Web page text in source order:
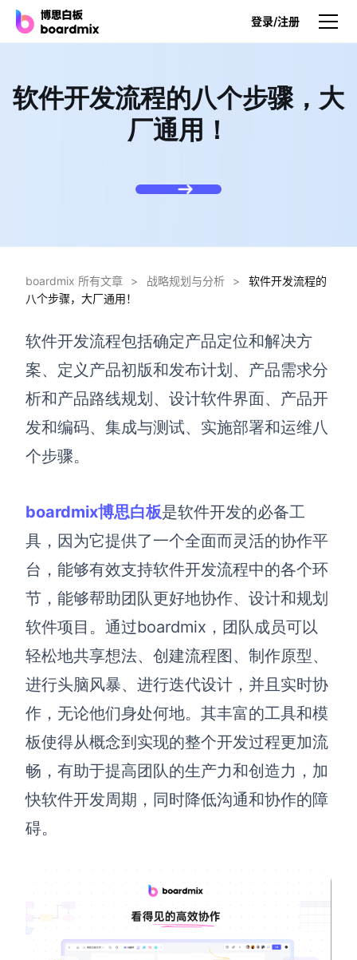
登录/注册
产品
博思白板离线版
博思设计
一体化产品设计工具
博思AIPPT
AI生成PPT，支持在线编辑
向团队介绍
博思白板boardmix
下载
解决方案
涂鸦画板
敏捷实践
在线绘图
客户旅程图
路线图
软件开发流程的八个步骤，大
厂通用！
boardmix 所有文章 > 战略规划与分析 >
软件开发流程的
八个步骤，大厂通用！
软件开发流程包括确定产品定位和解决方
案、定义产品初版和发布计划、产品需求分
析和产品路线规划、设计软件界面、产品开
发和编码、集成与测试、实施部署和运维八
个步骤。
boardmix博思白板是软件开发的必备工
具，因为它提供了一个全面而灵活的协作平
台，能够有效支持软件开发流程中的各个环
节，能够帮助团队更好地协作、设计和规划
软件项目。通过boardmix，团队成员可以
轻松地共享想法、创建流程图、制作原型、
进行头脑风暴、进行迭代设计，并且实时协
作，无论他们身处何地。其丰富的工具和模
板使得从概念到实现的整个开发过程更加流
畅，有助于提高团队的生产力和创造力，加
快软件开发周期，同时降低沟通和协作的障
碍。